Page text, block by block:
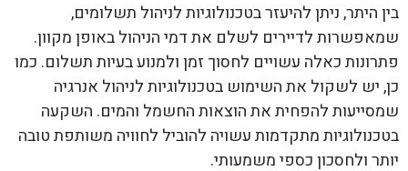
בין היתר, ניתן להיעזר בטכנולוגיות לניהול תשלומים,
שמאפשרות לדיירים לשלם את דמי הניהול באופן מקוון.
פתרונות כאלה עשויים לחסוך זמן ולמנוע בעיות תשלום. כמו
כן, יש לשקול את השימוש בטכנולוגיות לניהול אנרגיה
שמסייעות להפחית את הוצאות החשמל והמים. השקעה
בטכנולוגיות מתקדמות עשויה להוביל לחוויה משותפת טובה
יותר ולחסכון כספי משמעותי.